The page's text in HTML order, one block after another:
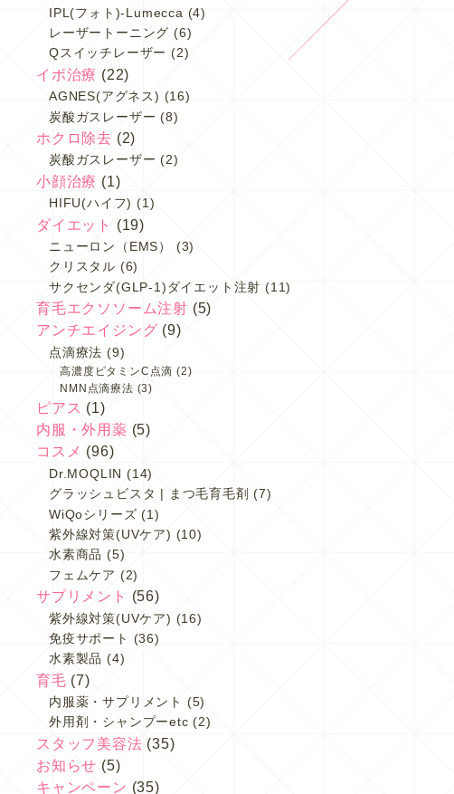
IPL(フォト)-Lumecca (4)
レーザートーニング (6)
Qスイッチレーザー (2)
イボ治療 (22)
AGNES(アグネス) (16)
炭酸ガスレーザー (8)
ホクロ除去 (2)
炭酸ガスレーザー (2)
小顔治療 (1)
HIFU(ハイフ) (1)
ダイエット (19)
ニューロン（EMS）
(3)
クリスタル (6)
サクセンダ(GLP-1)ダイエット注射 (11)
育毛エクソソーム注射 (5)
アンチエイジング (9)
点滴療法 (9)
高濃度ビタミンC点滴 (2)
NMN点滴療法 (3)
ピアス (1)
内服・外用薬 (5)
コスメ (96)
Dr.MOQLIN (14)
グラッシュビスタ | まつ毛育毛剤 (7)
WiQoシリーズ (1)
紫外線対策(UVケア) (10)
水素商品 (5)
フェムケア (2)
サプリメント (56)
紫外線対策(UVケア) (16)
免疫サポート
(36)
水素製品 (4)
育毛 (7)
内服薬・サプリメント
(5)
外用剤・シャンプーetc (2)
スタッフ美容法 (35)
お知らせ (5)
キャンペーン (35)